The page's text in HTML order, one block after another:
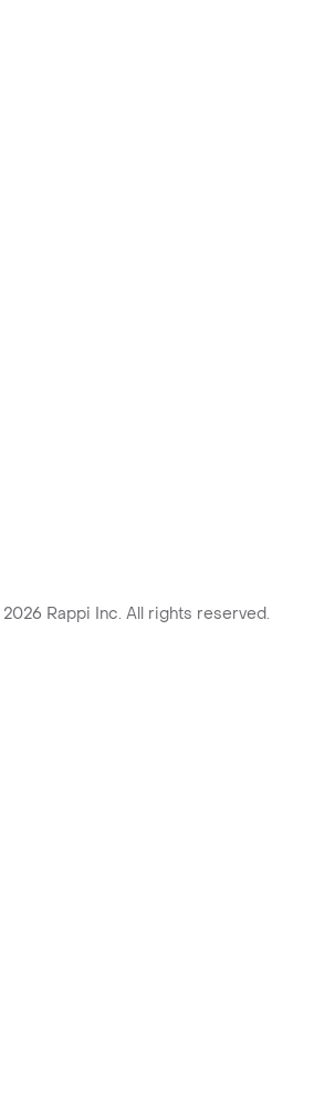
2026 Rappi Inc. All rights reserved.